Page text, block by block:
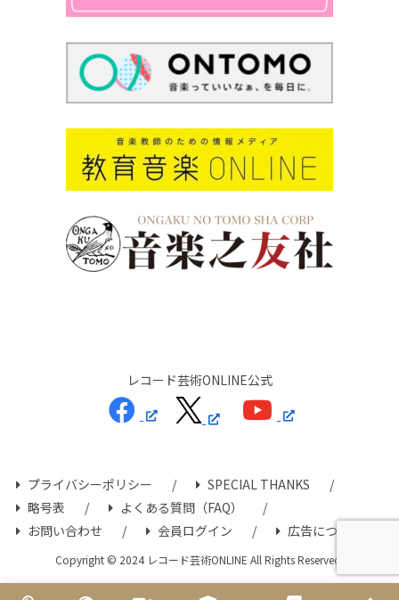
レコード芸術ONLINE公式
プライバシーポリシー
SPECIAL THANKS
略号表
よくある質問（FAQ）
お問い合わせ
会員ログイン 広告について
Copyright © 2024 レコード芸術ONLINE All Rights Reserved.